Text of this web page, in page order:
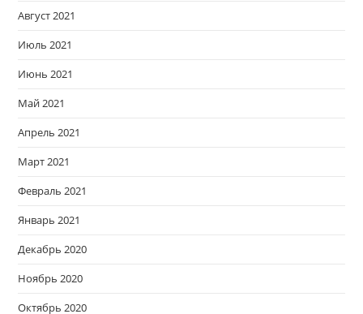
Август 2021
Июль 2021
Июнь 2021
Май 2021
Апрель 2021
Март 2021
Февраль 2021
Январь 2021
Декабрь 2020
Ноябрь 2020
Октябрь 2020